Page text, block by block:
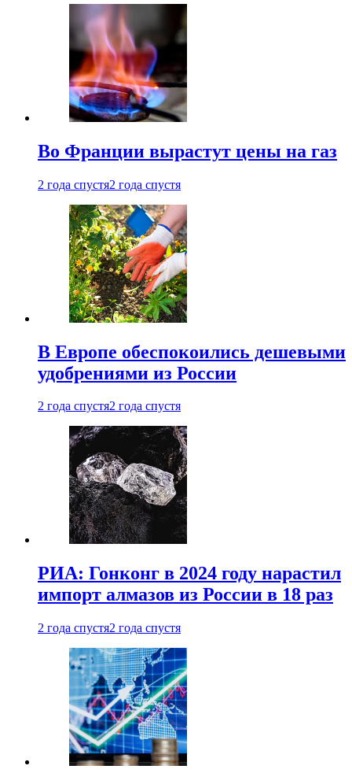
Во Франции вырастут цены на газ
2 года спустя2 года спустя
В Европе обеспокоились дешевыми
удобрениями из России
2 года спустя2 года спустя
РИА: Гонконг в 2024 году нарастил
импорт алмазов из России в 18 раз
2 года спустя2 года спустя